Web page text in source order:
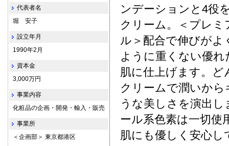
ンデーションと4役
クリーム。＜プレ
ル＞配合で伸びが
ように重くない優
肌に仕上げます。
クリームで潤いか
うな美しさを演出
ール系色素は一切
肌にも優しく安心
代表者名
堀 安子
設立年月
1990年2月
資本金
3,000万円
事業内容
化粧品の企画・開発・輸入・販売
事業所
＜企画部＞ 東京都港区